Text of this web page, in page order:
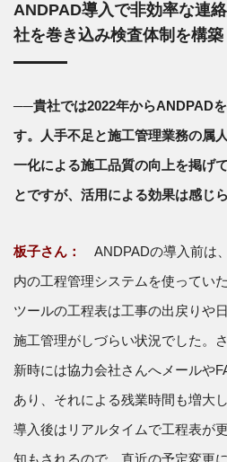
ANDPAD導入で非効率な連
社を巻き込み検査体制を構築
──貴社では2022年からANDPAD
す。人手不足と施工管理業務の属
一化による施工品質の向上を掲げ
とですが、活用による効果は感じ
板子さん：
ANDPADの導入前は
内の工程管理システムを使ってい
ツールの工程表は工事の出戻りや
施工管理がしづらい状況でした。
新時には協力会社さんへメールや
あり、それによる残業時間も増大
導入後はリアルタイムで工程表が